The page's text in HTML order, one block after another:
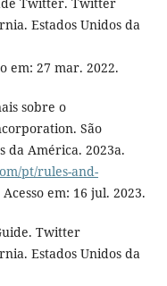
Estados Unidos da
em: 27 mar. 2022.
sobre o
São
da América. 2023a.
pt/rules-and-
Acesso em: 16 jul. 2023.
Twitter
Estados Unidos da